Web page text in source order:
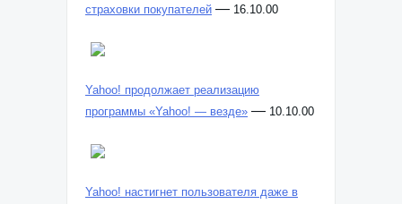
страховки покупателей — 16.10.00
Yahoo! продолжает реализацию
программы «Yahoo! — везде» — 10.10.00
Yahoo! настигнет пользователя даже в